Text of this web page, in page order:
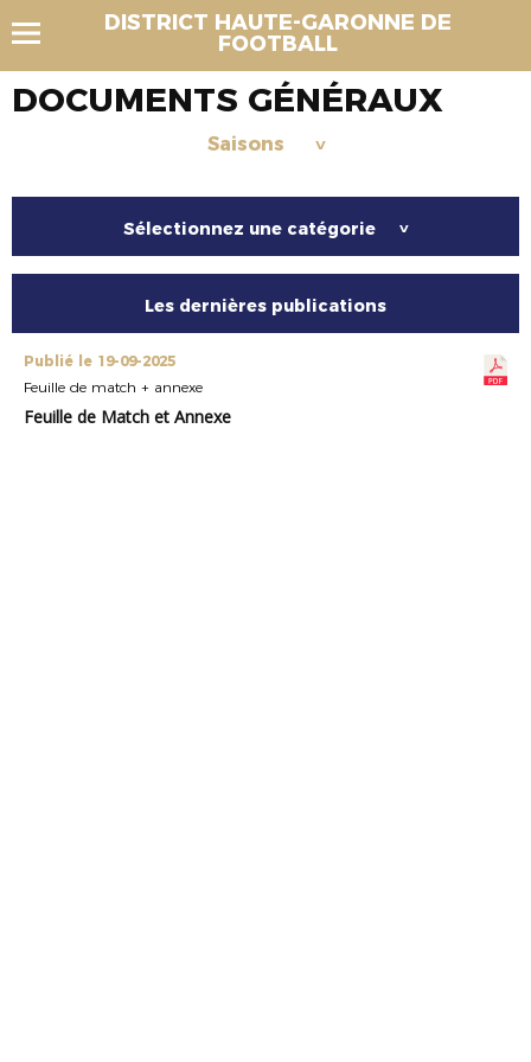
DISTRICT HAUTE-GARONNE DE
FOOTBALL
DOCUMENTS GÉNÉRAUX
Saisons >
Sélectionnez une catégorie >
Les dernières publications
Publié le 19-09-2025
Feuille de match + annexe
Feuille de Match et Annexe